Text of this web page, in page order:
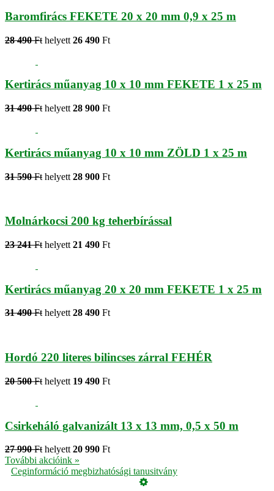
Baromfirács FEKETE 20 x 20 mm 0,9 x 25 m
28 490 Ft helyett 26 490 Ft
Kertirács műanyag 10 x 10 mm FEKETE 1 x 25 m
31 490 Ft helyett 28 900 Ft
Kertirács műanyag 10 x 10 mm ZÖLD 1 x 25 m
31 590 Ft helyett 28 900 Ft
Molnárkocsi 200 kg teherbírással
23 241 Ft helyett 21 490 Ft
Kertirács műanyag 20 x 20 mm FEKETE 1 x 25 m
31 490 Fthelyett28 490 Ft
Hordó 220 literes bilincses zárral FEHÉR
20 500 Ft helyett 19 490 Ft
Csirkeháló galvanizált 13 x 13 mm, 0,5 x 50 m
27 990 Ft helyett 20 990 Ft
További akcióink »
Ceginformáció megbizhatósági tanusitvány